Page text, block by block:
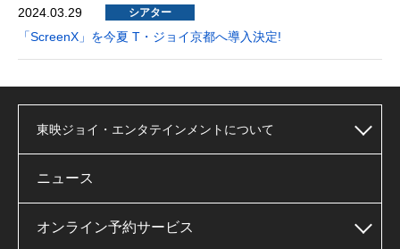
2024.03.29 シアター
「ScreenX」を今夏 T・ジョイ京都へ導入決定!
東映ジョイ・エンタテインメントについて
ニュース
オンライン予約サービス